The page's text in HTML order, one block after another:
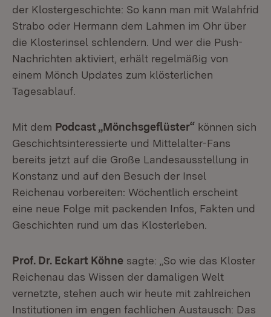
der Klostergeschichte: So kann man mit Walahfrid
Strabo oder Hermann dem Lahmen im Ohr über
die Klosterinsel schlendern. Und wer die Push-
Nachrichten aktiviert, erhält regelmäßig von
einem Mönch Updates zum klösterlichen
Tagesablauf.
Mit dem Podcast „Mönchsgeflüster“ können sich
Geschichtsinteressierte und Mittelalter-Fans
bereits jetzt auf die Große Landesausstellung in
Konstanz und auf den Besuch der Insel
Reichenau vorbereiten: Wöchentlich erscheint
eine neue Folge mit packenden Infos, Fakten und
Geschichten rund um das Klosterleben.
Prof. Dr. Eckart Köhne sagte: „So wie das Kloster
Reichenau das Wissen der damaligen Welt
vernetzte, stehen auch wir heute mit zahlreichen
Institutionen im engen fachlichen Austausch: Das